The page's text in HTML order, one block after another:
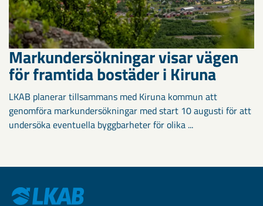
Markundersökningar visar vägen
för framtida bostäder i Kiruna
LKAB planerar tillsammans med Kiruna kommun att
genomföra markundersökningar med start 10 augusti för att
undersöka eventuella byggbarheter för olika ...